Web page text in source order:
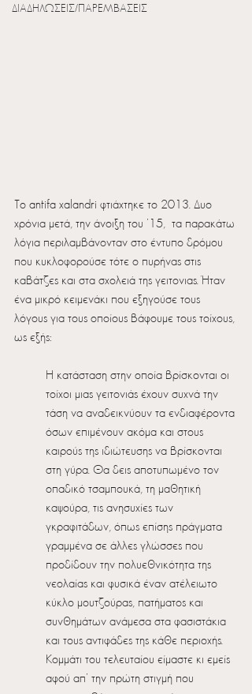
ΔΙΑΔΗΛΩΣΕΙΣ/ΠΑΡΕΜΒΑΣΕΙΣ
Το antifa xalandri φτιάχτηκε το 2013. Δυο
χρόνια μετά, την άνοιξη του ’15,  τα παρακάτω
λόγια περιλαμβάνονταν στο έντυπο δρόμου
που κυκλοφορούσε τότε ο πυρήνας στις
καβάτζες και στα σχολειά της γειτονιας. Ήταν
ένα μικρό κειμενάκι που εξηγούσε τους
λόγους για τους οποίους βάφουμε τους τοίχους,
ως εξής:
Η κατάσταση στην οποία βρίσκονται οι
τοίχοι μιας γειτονιάς έχουν συχνά την
τάση να αναδεικνύουν τα ενδιαφέροντα
όσων επιμένουν ακόμα και στους
καιρούς της ιδιώτευσης να βρίσκονται
στη γύρα. Θα δεις αποτυπωμένο τον
οπαδικό τσαμπουκά, τη μαθητική
καψούρα, τις ανησυχίες των
γκραφιτάδων, όπως επίσης πράγματα
γραμμένα σε άλλες γλώσσες που
προδίδουν την πολυεθνικότητα της
νεολαίας και φυσικά έναν ατέλειωτο
κύκλο μουτζούρας, πατήματος και
συνθημάτων ανάμεσα στα φασιστάκια
και τους αντιφάδες της κάθε περιοχής.
Κομμάτι του τελευταίου είμαστε κι εμείς
αφού απ’ την πρώτη στιγμή που